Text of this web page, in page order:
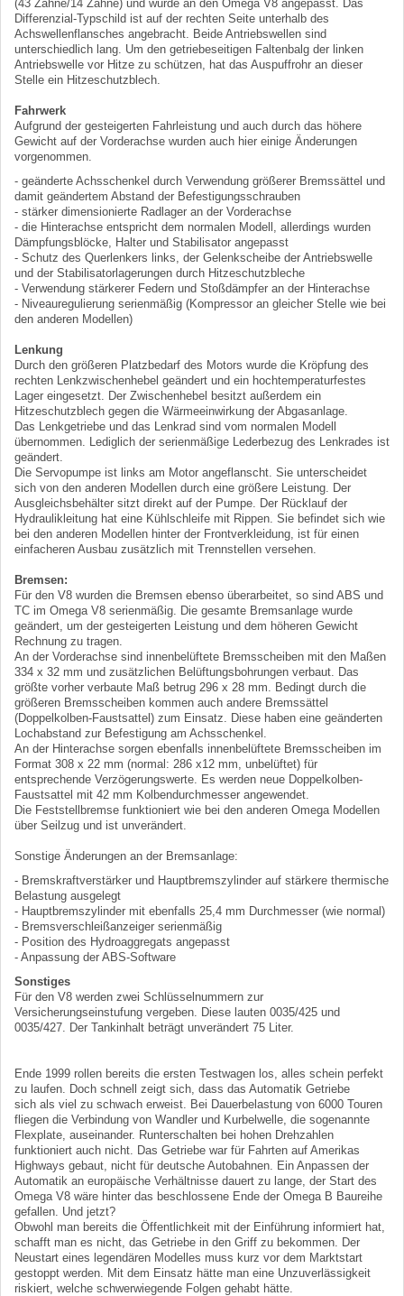
(43 Zähne/14 Zähne) und wurde an den Omega V8 angepasst. Das
Differenzial-Typschild ist auf der rechten Seite unterhalb des
Achswellenflansches angebracht. Beide Antriebswellen sind
unterschiedlich lang. Um den getriebeseitigen Faltenbalg der linken
Antriebswelle vor Hitze zu schützen, hat das Auspuffrohr an dieser
Stelle ein Hitzeschutzblech.
Fahrwerk
Aufgrund der gesteigerten Fahrleistung und auch durch das höhere
Gewicht auf der Vorderachse wurden auch hier einige Änderungen
vorgenommen.
- geänderte Achsschenkel durch Verwendung größerer Bremssättel und
damit geändertem Abstand der Befestigungsschrauben
- stärker dimensionierte Radlager an der Vorderachse
- die Hinterachse entspricht dem normalen Modell, allerdings wurden
Dämpfungsblöcke, Halter und Stabilisator angepasst
- Schutz des Querlenkers links, der Gelenkscheibe der Antriebswelle
und der Stabilisatorlagerungen durch Hitzeschutzbleche
- Verwendung stärkerer Federn und Stoßdämpfer an der Hinterachse
- Niveauregulierung serienmäßig (Kompressor an gleicher Stelle wie bei
den anderen Modellen)
Lenkung
Durch den größeren Platzbedarf des Motors wurde die Kröpfung des
rechten Lenkzwischenhebel geändert und ein hochtemperaturfestes
Lager eingesetzt. Der Zwischenhebel besitzt außerdem ein
Hitzeschutzblech gegen die Wärmeeinwirkung der Abgasanlage.
Das Lenkgetriebe und das Lenkrad sind vom normalen Modell
übernommen. Lediglich der serienmäßige Lederbezug des Lenkrades ist
geändert.
Die Servopumpe ist links am Motor angeflanscht. Sie unterscheidet
sich von den anderen Modellen durch eine größere Leistung. Der
Ausgleichsbehälter sitzt direkt auf der Pumpe. Der Rücklauf der
Hydraulikleitung hat eine Kühlschleife mit Rippen. Sie befindet sich wie
bei den anderen Modellen hinter der Frontverkleidung, ist für einen
einfacheren Ausbau zusätzlich mit Trennstellen versehen.
Bremsen:
Für den V8 wurden die Bremsen ebenso überarbeitet, so sind ABS und
TC im Omega V8 serienmäßig. Die gesamte Bremsanlage wurde
geändert, um der gesteigerten Leistung und dem höheren Gewicht
Rechnung zu tragen.
An der Vorderachse sind innenbelüftete Bremsscheiben mit den Maßen
334 x 32 mm und zusätzlichen Belüftungsbohrungen verbaut. Das
größte vorher verbaute Maß betrug 296 x 28 mm. Bedingt durch die
größeren Bremsscheiben kommen auch andere Bremssättel
(Doppelkolben-Faustsattel) zum Einsatz. Diese haben eine geänderten
Lochabstand zur Befestigung am Achsschenkel.
An der Hinterachse sorgen ebenfalls innenbelüftete Bremsscheiben im
Format 308 x 22 mm (normal: 286 x12 mm, unbelüftet) für
entsprechende Verzögerungswerte. Es werden neue Doppelkolben-
Faustsattel mit 42 mm Kolbendurchmesser angewendet.
Die Feststellbremse funktioniert wie bei den anderen Omega Modellen
über Seilzug und ist unverändert.
Sonstige Änderungen an der Bremsanlage:
- Bremskraftverstärker und Hauptbremszylinder auf stärkere thermische
Belastung ausgelegt
- Hauptbremszylinder mit ebenfalls 25,4 mm Durchmesser (wie normal)
- Bremsverschleißanzeiger serienmäßig
- Position des Hydroaggregats angepasst
- Anpassung der ABS-Software
Sonstiges
Für den V8 werden zwei Schlüsselnummern zur
Versicherungseinstufung vergeben. Diese lauten 0035/425 und
0035/427. Der Tankinhalt beträgt unverändert 75 Liter.
Ende 1999 rollen bereits die ersten Testwagen los, alles schein perfekt
zu laufen. Doch schnell zeigt sich, dass das Automatik Getriebe
sich als viel zu schwach erweist. Bei Dauerbelastung von 6000 Touren
fliegen die Verbindung von Wandler und Kurbelwelle, die sogenannte
Flexplate, auseinander. Runterschalten bei hohen Drehzahlen
funktioniert auch nicht. Das Getriebe war für Fahrten auf Amerikas
Highways gebaut, nicht für deutsche Autobahnen. Ein Anpassen der
Automatik an europäische Verhältnisse dauert zu lange, der Start des
Omega V8 wäre hinter das beschlossene Ende der Omega B Baureihe
gefallen. Und jetzt?
Obwohl man bereits die Öffentlichkeit mit der Einführung informiert hat,
schafft man es nicht, das Getriebe in den Griff zu bekommen. Der
Neustart eines legendären Modelles muss kurz vor dem Marktstart
gestoppt werden. Mit dem Einsatz hätte man eine Unzuverlässigkeit
riskiert, welche schwerwiegende Folgen gehabt hätte.